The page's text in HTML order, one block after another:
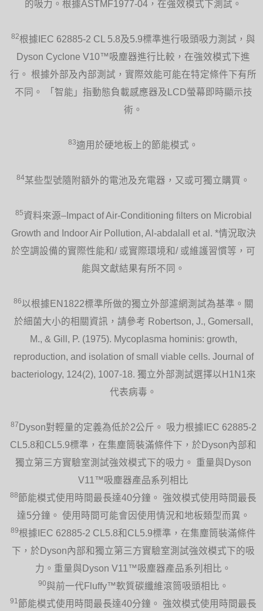
的吸力。根據ASTMF1977-04，在強效模式下測試。
82根據IEC 62885-2 CL 5.8及5.9標準進行吸頭吸力測試，與
Dyson Cyclone V10™吸塵器進行比較，在強效模式下進
行。 根據外部及內部測試，實際效能可能在特定條件下有所
不同。 「智能」指動態負載感應器及LCD螢幕即時顯示技
術。
83適用於硬地板上的節能模式。
84某些型號隨附額外的電池及充電器，又或可獨立購買。
85資料來源–Impact of Air-Conditioning filters on Microbial
Growth and Indoor Air Pollution, Al-abdalall et al. *情況取決
於空調設備的實際性能和/ 或實際環境和/ 或維護習慣等，可
能與文獻結果有所不同。
86以根據EN1822標準所做的獨立外部濾網測試為基準。關
於細菌大小的相關資訊，請參考 Robertson, J., Gomersall,
M., & Gill, P. (1975). Mycoplasma hominis: growth,
reproduction, and isolation of small viable cells. Journal of
bacteriology, 124(2), 1007-18. 獨立外部測試選擇以H1N1來
代表病毒。
87 Dyson對輕量的定義為低於2公斤。 吸力根據IEC 62885-2
CL5.8和CL5.9標準，在集塵筒裝滿條件下，於Dyson內部和
獨立第三方實驗室測試強效模式下的吸力。 重量與Dyson
V11™吸塵器產品系列相比
88節能模式使用時間最長達40分鐘。 強效模式使用時間最長
達5分鐘。 使用時間可能會因使用情況和地板類型而異。
89根據IEC 62885-2 CL5.8和CL5.9標準，在集塵筒裝滿條件
下，於Dyson內部和獨立第三方實驗室測試強效模式下的吸
力。重量與Dyson V11™吸塵器產品系列相比。
90與前一代Fluffy™軟質碳纖維滾筒吸頭相比。
91 節能模式使用時間最長達40分鐘。 強效模式使用時間最長